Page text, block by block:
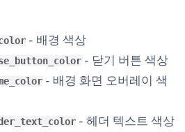
- 배경 색상
- 닫기 버튼 색상
- 배경 화면 오버레이 색
- 헤더 텍스트 색상